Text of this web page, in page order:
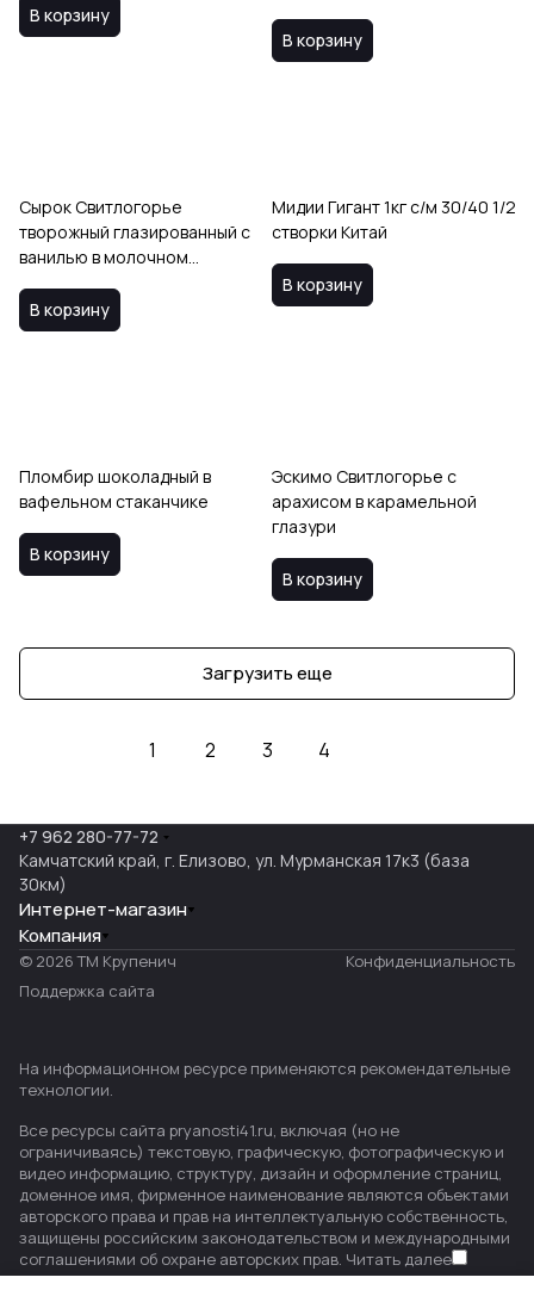
В корзину
В корзину
Сырок Свитлогорье
творожный глазированный с
ванилью в молочном
В корзину
Мидии Гигант 1кг с/м 30/40 1/2
створки Китай
В корзину
Пломбир шоколадный в
вафельном стаканчике
В корзину
Эскимо Свитлогорье с
арахисом в карамельной
глазури
В корзину
Загрузить еще
1 2 3 4
+7 962 280-77-72
Камчатский край, г. Елизово, ул. Мурманская 17к3 (база
30км)
Интернет-магазин
Компания
© 2026 ТМ Крупенич
Конфиденциальность
Поддержка сайта
На информационном ресурсе применяются рекомендательные
технологии.
Все ресурсы сайта pryanosti41.ru, включая (но не
ограничиваясь) текстовую, графическую, фотографическую и
видео информацию, структуру, дизайн и оформление страниц,
доменное имя, фирменное наименование являются объектами
авторского права и прав на интеллектуальную собственность,
защищены российским законодательством и международными
соглашениями об охране авторских прав. Читать далее